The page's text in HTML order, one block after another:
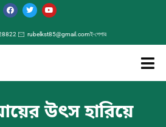
rubelkst85@gmail.comই-পেপার
উৎস হারিয়ে